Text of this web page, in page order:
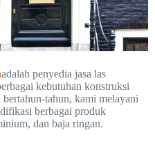
adalah penyedia jasa las
kebutuhan konstruksi
tahun, kami melayani
berbagai produk
dan baja ringan.